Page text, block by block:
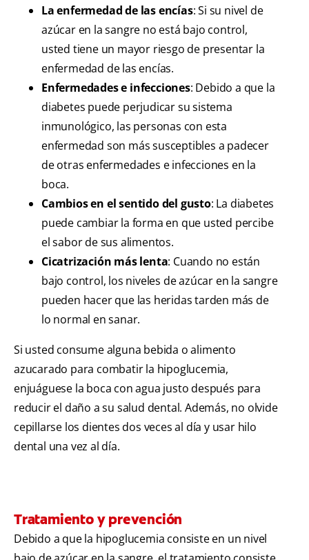
La enfermedad de las encías: Si su nivel de
azúcar en la sangre no está bajo control,
usted tiene un mayor riesgo de presentar la
enfermedad de las encías.
Enfermedades e infecciones: Debido a que la
diabetes puede perjudicar su sistema
inmunológico, las personas con esta
enfermedad son más susceptibles a padecer
de otras enfermedades e infecciones en la
boca.
Cambios en el sentido del gusto: La diabetes
puede cambiar la forma en que usted percibe
el sabor de sus alimentos.
Cicatrización más lenta: Cuando no están
bajo control, los niveles de azúcar en la sangre
pueden hacer que las heridas tarden más de
lo normal en sanar.
Si usted consume alguna bebida o alimento
azucarado para combatir la hipoglucemia,
enjuáguese la boca con agua justo después para
reducir el daño a su salud dental. Además, no olvide
cepillarse los dientes dos veces al día y usar hilo
dental una vez al día.
Tratamiento y prevención
Debido a que la hipoglucemia consiste en un nivel